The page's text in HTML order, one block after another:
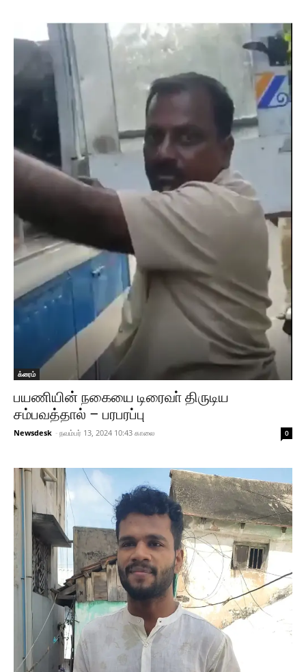
க்ரைம்
பயணியின் நகையை டிரைவா் திருடிய
சம்பவத்தால் – பரபரப்பு
Newsdesk - நவம்பர் 13, 2024 10:43 காலை 0